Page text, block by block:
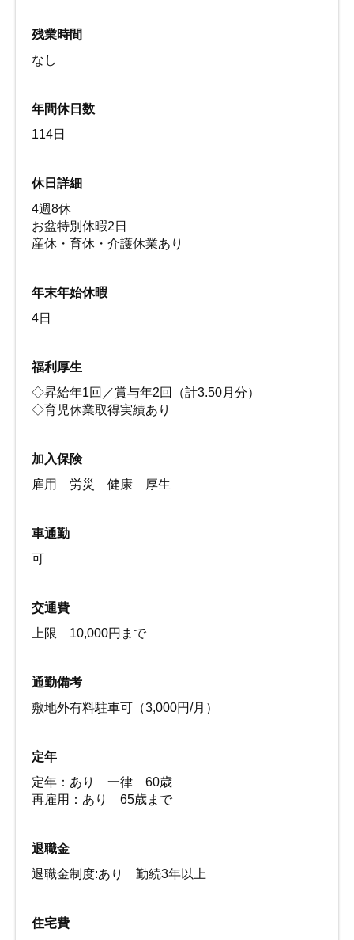
残業時間
なし
年間休日数
114日
休日詳細
4週8休
お盆特別休暇2日
産休・育休・介護休業あり
年末年始休暇
4日
福利厚生
◇昇給年1回／賞与年2回（計3.50月分）
◇育児休業取得実績あり
加入保険
雇用 労災 健康 厚生
車通勤
可
交通費
上限 10,000円まで
通勤備考
敷地外有料駐車可（3,000円/月）
定年
定年：あり 一律 60歳
再雇用：あり 65歳まで
退職金
退職金制度:あり 勤続3年以上
住宅費